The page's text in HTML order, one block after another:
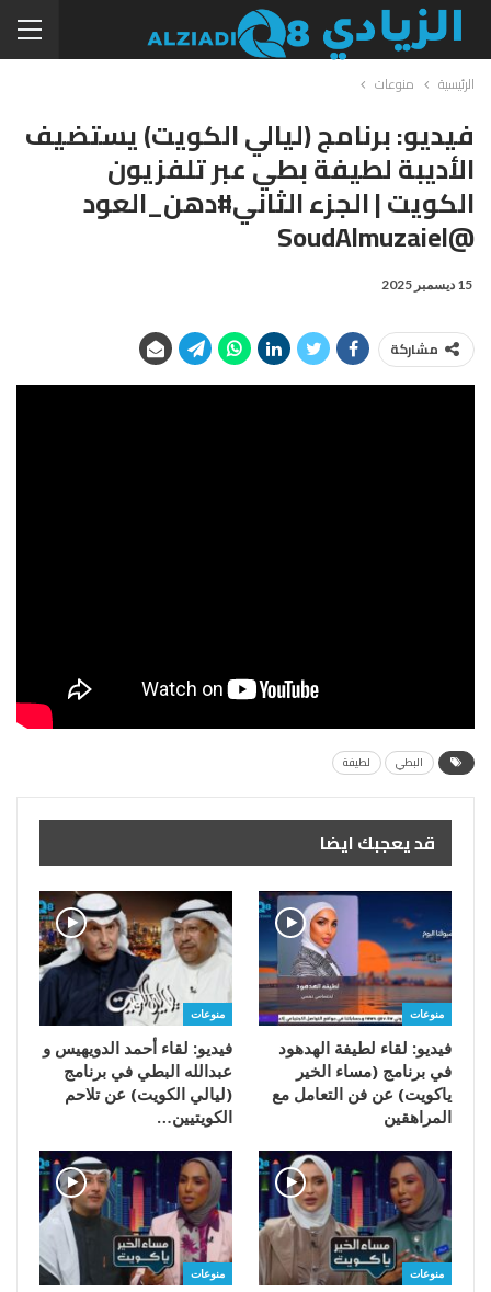
الرئيسية منوعات
فيديو: برنامج (ليالي الكويت) يستضيف
الأديبة لطيفة بطي عبر تلفزيون
الكويت | الجزء الثاني#دهن_العود
@SoudAlmuzaiel
15 ديسمبر 2025
مشاركة
البطي لطيفة
قد يعجبك ايضا
منوعات
فيديو: لقاء لطيفة الهدهود
في برنامج (مساء الخير
ياكويت) عن فن التعامل مع
المراهقين
منوعات
فيديو: لقاء أحمد الدويهيس و
عبدالله البطي في برنامج
(ليالي الكويت) عن تلاحم
الكويتيين…
منوعات منوعات